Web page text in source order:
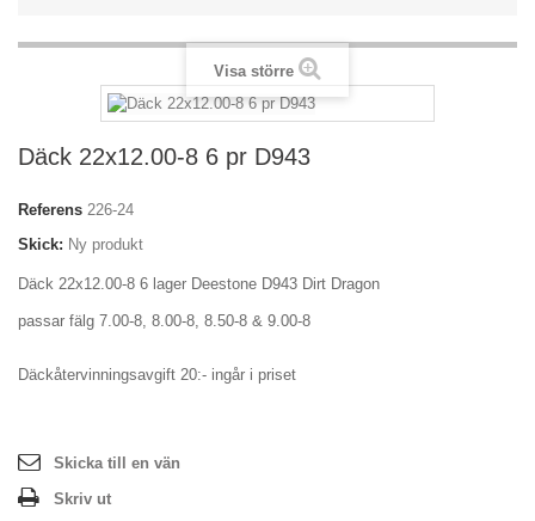
Visa större
Däck 22x12.00-8 6 pr D943
Referens 226-24
Skick: Ny produkt
Däck 22x12.00-8 6 lager Deestone D943 Dirt Dragon
passar fälg 7.00-8, 8.00-8, 8.50-8 & 9.00-8
Däckåtervinningsavgift 20:- ingår i priset
Skicka till en vän
Skriv ut